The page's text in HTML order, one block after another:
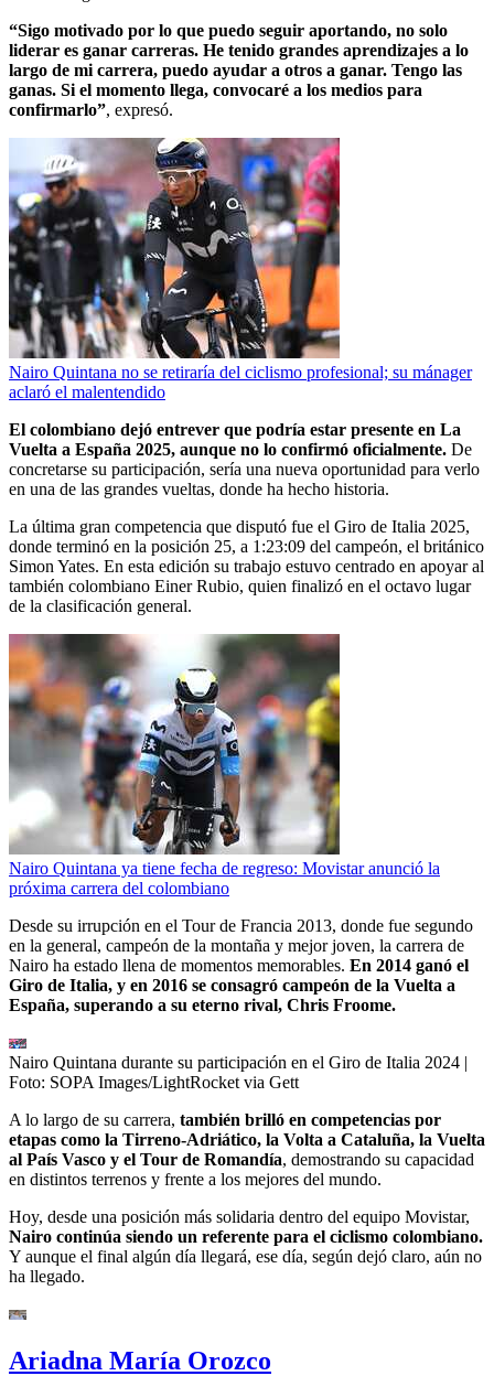
“Sigo motivado por lo que puedo seguir aportando, no solo
liderar es ganar carreras. He tenido grandes aprendizajes a lo
largo de mi carrera, puedo ayudar a otros a ganar. Tengo las
ganas. Si el momento llega, convocaré a los medios para
confirmarlo”, expresó.
Nairo Quintana no se retiraría del ciclismo profesional; su mánager
aclaró el malentendido
El colombiano dejó entrever que podría estar presente en La
Vuelta a España 2025, aunque no lo confirmó oficialmente. De
concretarse su participación, sería una nueva oportunidad para verlo
en una de las grandes vueltas, donde ha hecho historia.
La última gran competencia que disputó fue el Giro de Italia 2025,
donde terminó en la posición 25, a 1:23:09 del campeón, el británico
Simon Yates. En esta edición su trabajo estuvo centrado en apoyar al
también colombiano Einer Rubio, quien finalizó en el octavo lugar
de la clasificación general.
Nairo Quintana ya tiene fecha de regreso: Movistar anunció la
próxima carrera del colombiano
Desde su irrupción en el Tour de Francia 2013, donde fue segundo
en la general, campeón de la montaña y mejor joven, la carrera de
Nairo ha estado llena de momentos memorables. En 2014 ganó el
Giro de Italia, y en 2016 se consagró campeón de la Vuelta a
España, superando a su eterno rival, Chris Froome.
Nairo Quintana durante su participación en el Giro de Italia 2024 |
Foto: SOPA Images/LightRocket via Gett
A lo largo de su carrera, también brilló en competencias por
etapas como la Tirreno-Adriático, la Volta a Cataluña, la Vuelta
al País Vasco y el Tour de Romandía, demostrando su capacidad
en distintos terrenos y frente a los mejores del mundo.
Hoy, desde una posición más solidaria dentro del equipo Movistar,
Nairo continúa siendo un referente para el ciclismo colombiano.
Y aunque el final algún día llegará, ese día, según dejó claro, aún no
ha llegado.
Ariadna María Orozco